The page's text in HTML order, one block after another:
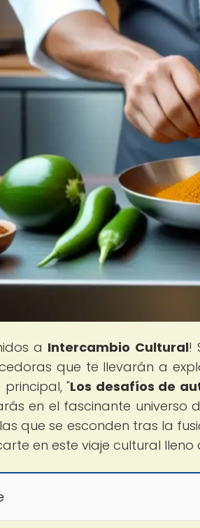
a Intercambio Cultural!
que te llevarán a
"Los desafíos de
en el fascinante universo
que se esconden tras la
en este viaje cultural lleno